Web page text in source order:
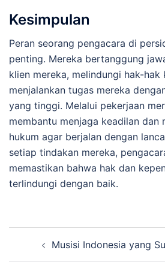
Kesimpulan
Peran seorang pengacara di
penting. Mereka bertanggung
klien mereka, melindungi hak-hak
menjalankan tugas mereka
yang tinggi. Melalui pekerjaan
membantu menjaga keadilan dan
hukum agar berjalan dengan
setiap tindakan mereka,
memastikan bahwa hak dan
terlindungi dengan baik.
TulisanMusisi Indonesia yang